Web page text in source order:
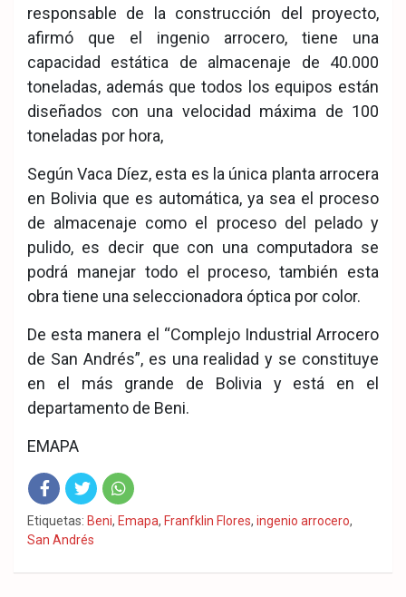
responsable de la construcción del proyecto,
afirmó que el ingenio arrocero, tiene una
capacidad estática de almacenaje de 40.000
toneladas, además que todos los equipos están
diseñados con una velocidad máxima de 100
toneladas por hora,
Según Vaca Díez, esta es la única planta arrocera
en Bolivia que es automática, ya sea el proceso
de almacenaje como el proceso del pelado y
pulido, es decir que con una computadora se
podrá manejar todo el proceso, también esta
obra tiene una seleccionadora óptica por color.
De esta manera el “Complejo Industrial Arrocero
de San Andrés”, es una realidad y se constituye
en el más grande de Bolivia y está en el
departamento de Beni.
EMAPA
Fac Twit Wha
Etiquetas: Beni, Emapa, Franfklin Flores, ingenio arrocero,
San Andrés